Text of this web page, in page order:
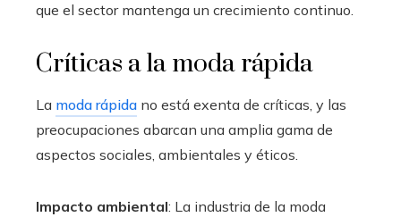
que el sector mantenga un crecimiento continuo.
Críticas a la moda rápida
La moda rápida no está exenta de críticas, y las
preocupaciones abarcan una amplia gama de
aspectos sociales, ambientales y éticos.
Impacto ambiental: La industria de la moda